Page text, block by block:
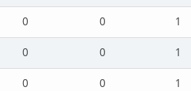
0 0
1
0 0
1
0 0
1